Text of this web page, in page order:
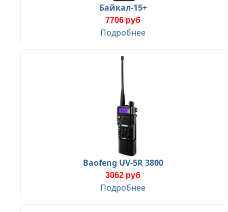
Байкал-15+
7706 руб
Подробнее
Baofeng UV-5R 3800
3062 руб
Подробнее